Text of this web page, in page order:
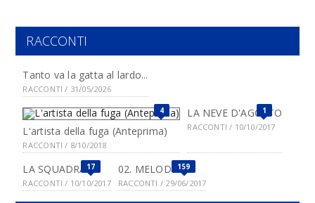
RACCONTI
Tanto va la gatta al lardo...
RACCONTI / 31/05/2026
4
L'artista della fuga (Anteprima)
RACCONTI / 8/10/2018
1
LA NEVE D'AGOSTO
RACCONTI / 10/10/2017
17
LA SQUADRA
RACCONTI / 10/10/2017
159
02. MELODIA
RACCONTI / 29/06/2017